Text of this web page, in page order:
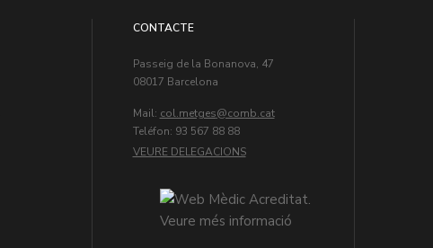
CONTACTE
Passeig de la Bonanova, 47
08017 Barcelona
Mail: col.metges
Teléfon: 93 567 88 88
VEURE DELEGACIONS